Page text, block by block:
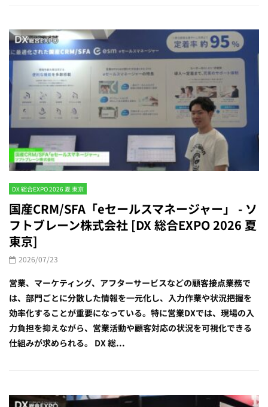
DX 総合EXPO 2026 夏 東京
国産CRM/SFA「eセールスマネージャー」 - ソ
フトブレーン株式会社 [DX 総合EXPO 2026 夏
東京]
2026/07/23
営業、マーケティング、アフターサービスなどの顧客接点業務で
は、部門ごとに分散した情報を一元化し、入力作業や状況把握を
効率化することが重要になっている。特に営業DXでは、現場の入
力負担を抑えながら、営業活動や顧客対応の状況を可視化できる
仕組みが求められる。 DX 総...